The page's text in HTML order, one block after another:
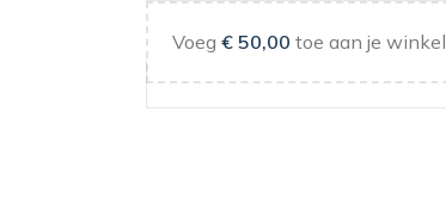
Voeg € 50,00 toe aan je